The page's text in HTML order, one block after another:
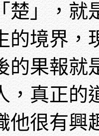
楚」，就
的境界，
的果報就
，真正的
他很有興